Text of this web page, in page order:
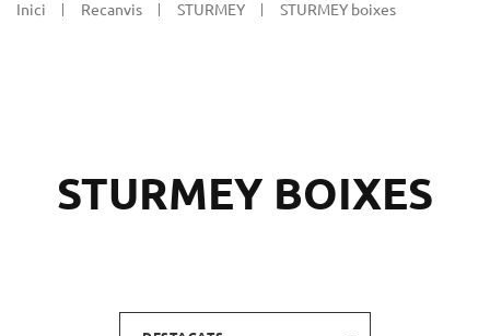
Inici Recanvis STURMEY STURMEY boixes
STURMEY BOIXES